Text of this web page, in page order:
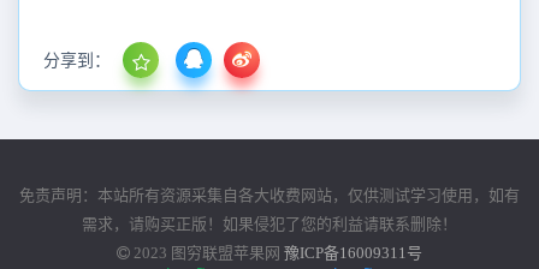
分享到：
免责声明：本站所有资源采集自各大收费网站，仅供测试学习使用，如有
需求，请购买正版！如果侵犯了您的利益请联系删除！
2023 图穷联盟苹果网 豫ICP备16009311号